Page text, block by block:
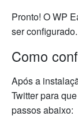
Pronto! O WP
ser configurado.
Como
Após a
Twitter para
passos abaixo: